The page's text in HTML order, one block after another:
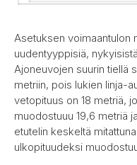
Asetuksen voimaantulon
uudentyyppisiä,
Ajoneuvojen suurin tiellä
metriin, pois lukien linja-
vetopituus on 18 metriä,
muodostuuu 19,6 metriä
etutelin keskeltä
ulkopituudeksi